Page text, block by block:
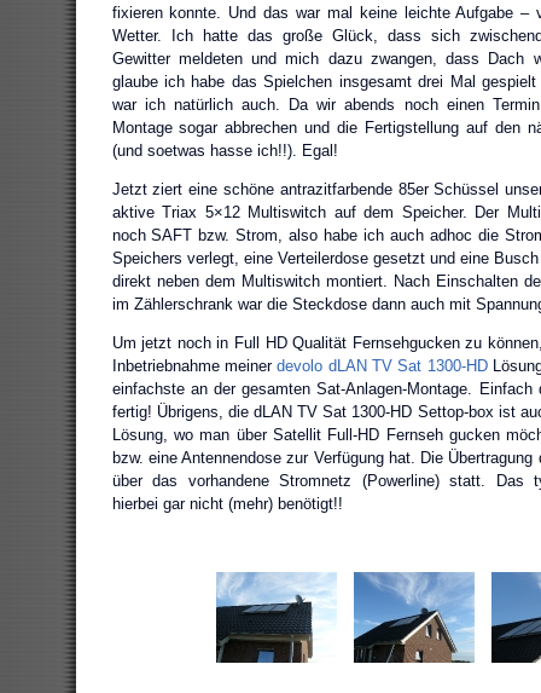
fixieren konnte. Und das war mal keine leichte Aufgabe –
Wetter. Ich hatte das große Glück, dass sich
Gewitter meldeten und mich dazu zwangen, dass Dach
glaube ich habe das Spielchen insgesamt drei Mal
war ich natürlich auch. Da wir abends noch einen
Montage sogar abbrechen und die Fertigstellung auf den
(und soetwas hasse ich!!). Egal!
Jetzt ziert eine schöne antrazitfarbende 85er Schüssel
aktive Triax 5×12 Multiswitch auf dem Speicher. Der
noch SAFT bzw. Strom, also habe ich auch adhoc die
Speichers verlegt, eine Verteilerdose gesetzt und eine
direkt neben dem Multiswitch montiert. Nach Einschalten
im Zählerschrank war die Steckdose dann auch mit
Um jetzt noch in Full HD Qualität Fernsehgucken zu
Inbetriebnahme meinerdevolo dLAN TV Sat 1300-HD
einfachste an der gesamten Sat-Anlagen-Montage.
fertig! Übrigens, die dLAN TV Sat 1300-HD Settop-box ist
Lösung, wo man über Satellit Full-HD Fernseh gucken
bzw. eine Antennendose zur Verfügung hat. Die
über das vorhandene Stromnetz (Powerline) statt. Das
hierbei gar nicht (mehr) benötigt!!